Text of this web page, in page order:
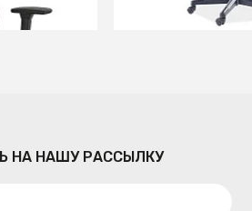
Временно
НА НАШУ РАССЫЛКУ